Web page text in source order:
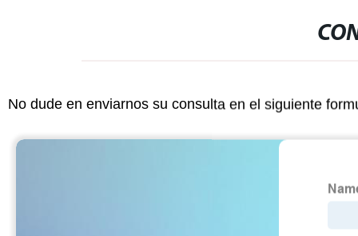
No dude en enviarnos su consulta en el siguiente